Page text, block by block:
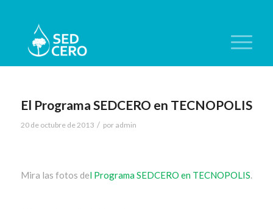
El Programa SEDCERO en TECNOPOLIS
20 de octubre de 2013 / por admin
Mira las fotos del Programa SEDCERO en TECNOPOLIS